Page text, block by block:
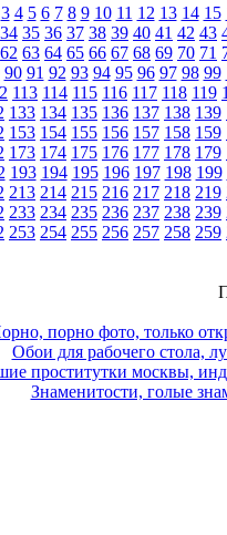
3 4 5 6 7 8 9 10 11 12 13 14 15
34 35 36 37 38 39 40 41 42 43
62 63 64 65 66 67 68 69 70 71
90 91 92 93 94 95 96 97 98 99
113 114 115 116 117 118 119
133 134 135 136 137 138 139
153 154 155 156 157 158 159
173 174 175 176 177 178 179
193 194 195 196 197 198 199
213 214 215 216 217 218 219
233 234 235 236 237 238 239
253 254 255 256 257 258 259
порно фото, только
Обои для рабочего стола,
проститутки москвы,
Знаменитости, голые